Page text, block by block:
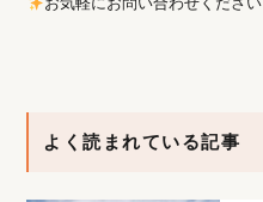
よく読まれている記事